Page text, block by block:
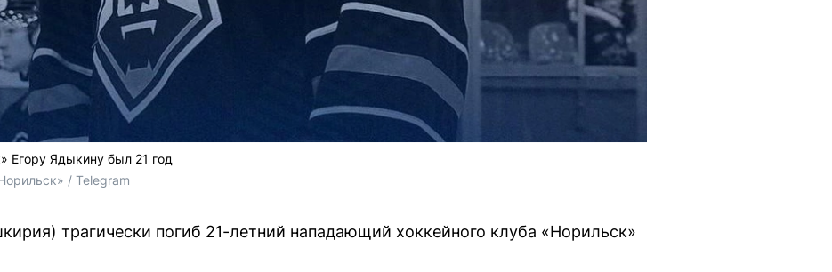
Егору Ядыкину был 21 год
/ Telegram
трагически погиб 21-летний нападающий хоккейного клуба «Норильск»